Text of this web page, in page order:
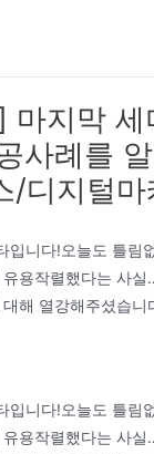
마지막 세
사례를
/디지털마
입니다!오늘도 틀림
용작렬했다는 사
해 열강해주셨습니
입니다!오늘도 틀림
용작렬했다는 사